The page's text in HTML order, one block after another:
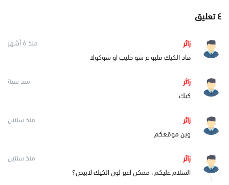
٤تعليق
زائر
منذ 6 أشهر
هاد الكيك قلبو ع شو حليب او شوكولا
زائر
منذ سنة
كيك
زائر
منذ سنتين
وين موقعكم
زائر
منذ سنتين
السلام عليكم ، ممكن اغير لون الكيك لابيض؟